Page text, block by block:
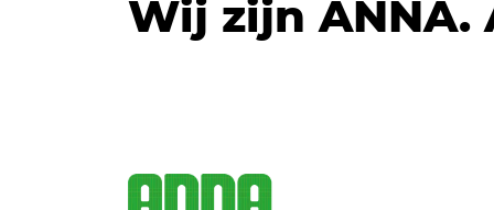
Wij zijn ANNA.